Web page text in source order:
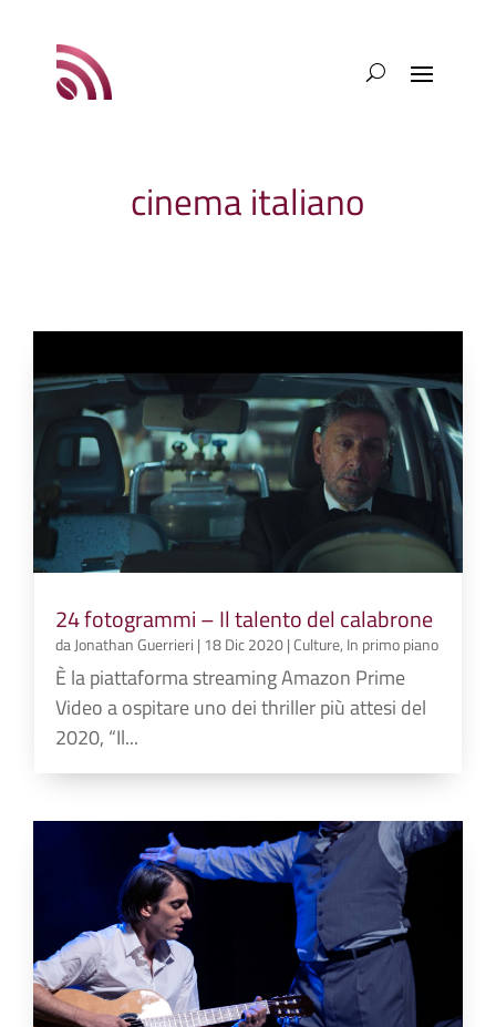
cinema italiano
24 fotogrammi – Il talento del calabrone
daJonathan Guerrieri | 18 Dic 2020|Culture, In primo piano
È la piattaforma streaming Amazon Prime
Video a ospitare uno dei thriller più attesi del
2020, “Il...